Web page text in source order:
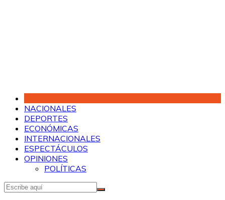
NACIONALES
DEPORTES
ECONÓMICAS
INTERNACIONALES
ESPECTÁCULOS
OPINIONES
POLÍTICAS